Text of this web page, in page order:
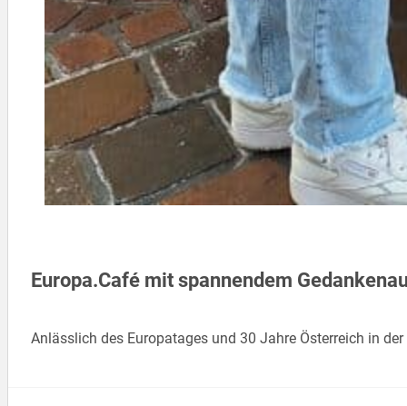
Europa.Café mit spannendem
Anlässlich des Europatages und 30 Jahre Österreich in